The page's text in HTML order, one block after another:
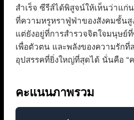
สำเร็จ ซีรีส์ได้พิสูจน์ให้เห็นว่าแก่
ที่ความหรูหราฟู่ฟ่าของสังคมชั้นสูง
แต่ยังอยู่ที่การสำรวจจิตใจมนุษย์
เพื่อตัวตน และพลังของความรักที่
อุปสรรคที่ยิ่งใหญ่ที่สุดได้ นั่นคือ “ค
คะแนนภาพรวม